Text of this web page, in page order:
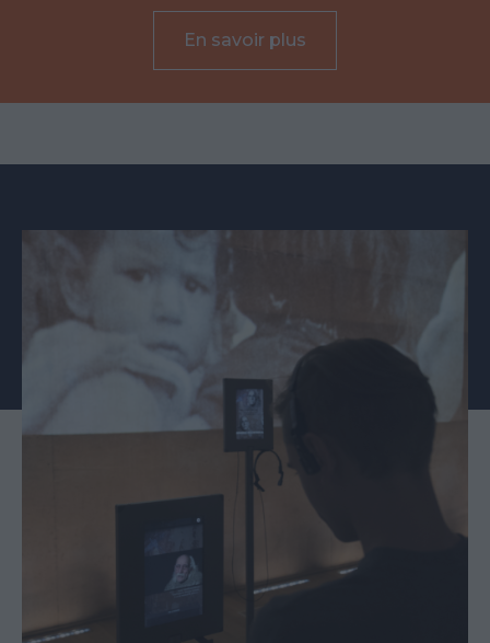
En savoir plus